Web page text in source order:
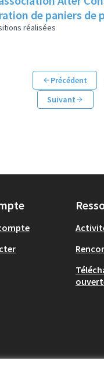
de paniers de
réalisées
Précédent
Suivant